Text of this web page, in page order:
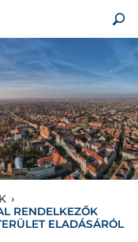
›
RENDELKEZŐK
ELADÁSÁRÓL